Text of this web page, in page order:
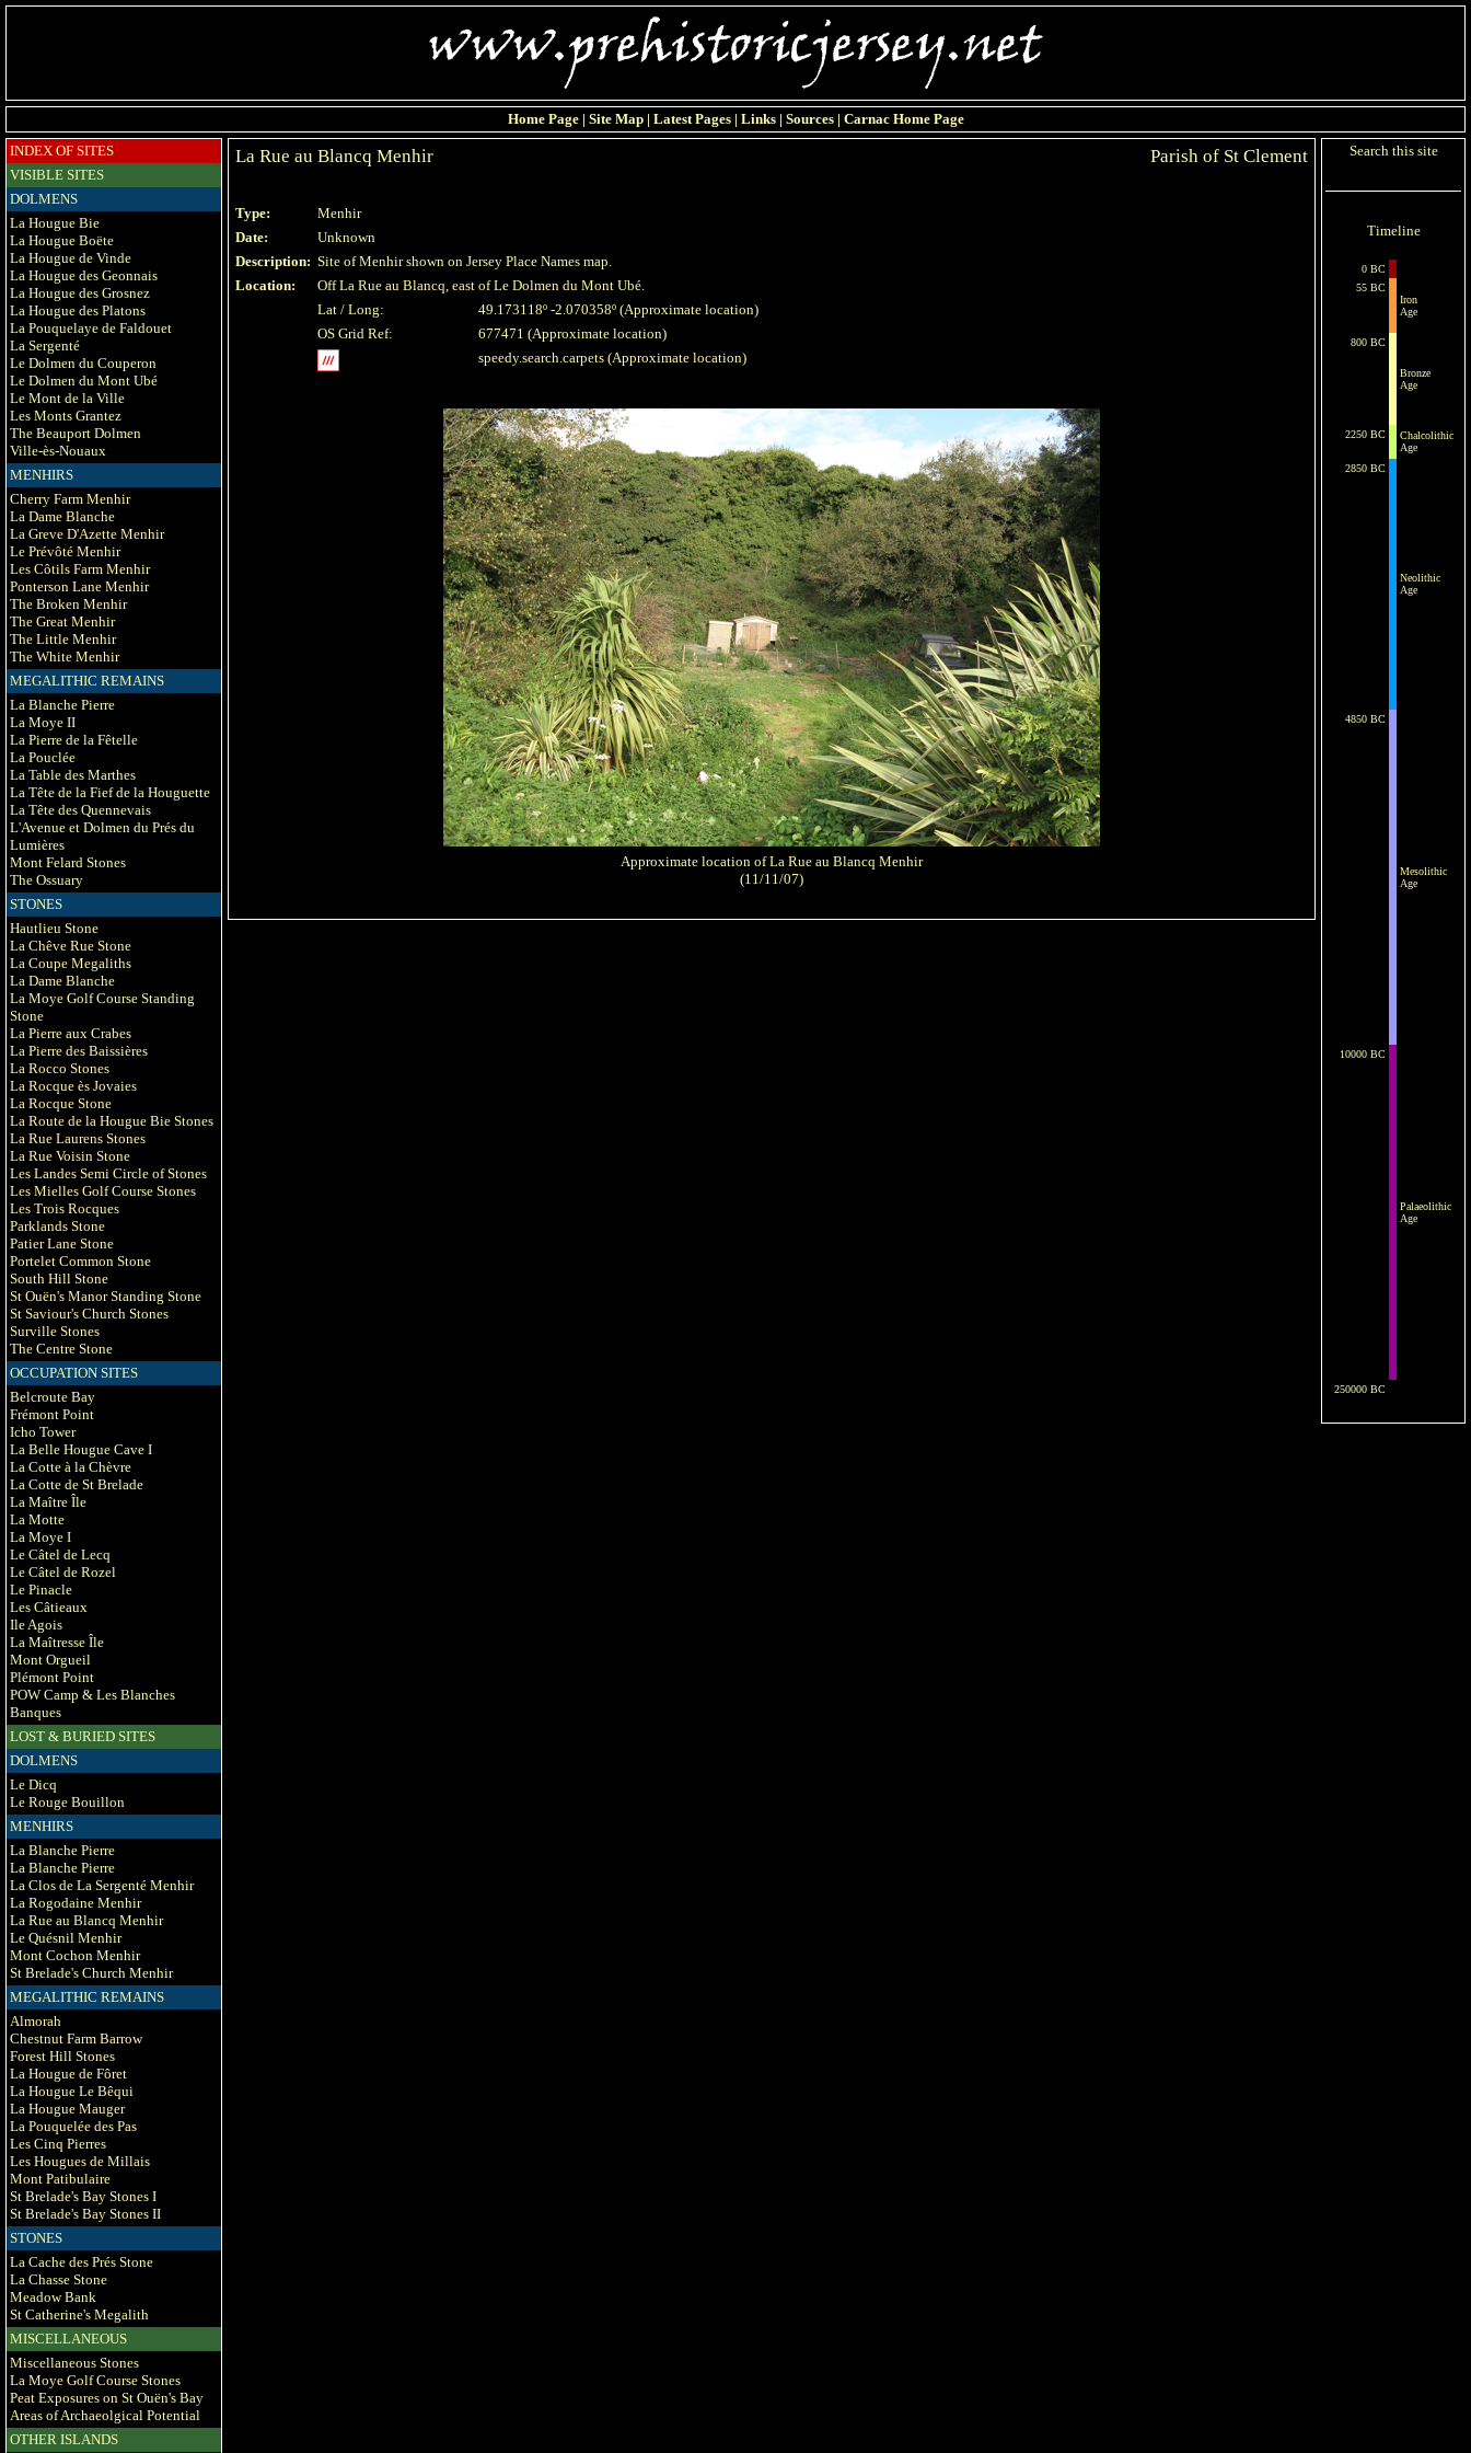
Home Page| Site Map| Latest Pages| Links| Sources| Carnac Home Page
INDEX OF SITES
VISIBLE SITES
DOLMENS
La Hougue Bie
La Hougue Boëte
La Hougue de Vinde
La Hougue des Geonnais
La Hougue des Grosnez
La Hougue des Platons
La Pouquelaye de Faldouet
La Sergenté
Le Dolmen du Couperon
Le Dolmen du Mont Ubé
Le Mont de la Ville
Les Monts Grantez
The Beauport Dolmen
Ville-ès-Nouaux
MENHIRS
Cherry Farm Menhir
La Dame Blanche
La Greve D'Azette Menhir
Le Prévôté Menhir
Les Côtils Farm Menhir
Ponterson Lane Menhir
The Broken Menhir
The Great Menhir
The Little Menhir
The White Menhir
MEGALITHIC REMAINS
La Blanche Pierre
La Moye II
La Pierre de la Fêtelle
La Pouclée
La Table des Marthes
La Tête de la Fief de la Houguette
La Tête des Quennevais
L'Avenue et Dolmen du Prés du
Lumières
Mont Felard Stones
The Ossuary
STONES
Hautlieu Stone
La Chêve Rue Stone
La Coupe Megaliths
La Dame Blanche
La Moye Golf Course Standing
Stone
La Pierre aux Crabes
La Pierre des Baissières
La Rocco Stones
La Rocque ès Jovaies
La Rocque Stone
La Route de la Hougue Bie Stones
La Rue Laurens Stones
La Rue Voisin Stone
Les Landes Semi Circle of Stones
Les Mielles Golf Course Stones
Les Trois Rocques
Parklands Stone
Patier Lane Stone
Portelet Common Stone
South Hill Stone
St Ouën's Manor Standing Stone
St Saviour's Church Stones
Surville Stones
The Centre Stone
OCCUPATION SITES
Belcroute Bay
Frémont Point
Icho Tower
La Belle Hougue Cave I
La Cotte à la Chèvre
La Cotte de St Brelade
La Maître Île
La Motte
La Moye I
Le Câtel de Lecq
Le Câtel de Rozel
Le Pinacle
Les Câtieaux
Ile Agois
La Maîtresse Île
Mont Orgueil
Plémont Point
POW Camp & Les Blanches
Banques
LOST & BURIED SITES
DOLMENS
Le Dicq
Le Rouge Bouillon
MENHIRS
La Blanche Pierre
La Blanche Pierre
La Clos de La Sergenté Menhir
La Rogodaine Menhir
La Rue au Blancq Menhir
Le Quésnil Menhir
Mont Cochon Menhir
St Brelade's Church Menhir
MEGALITHIC REMAINS
Almorah
Chestnut Farm Barrow
Forest Hill Stones
La Hougue de Fôret
La Hougue Le Bêqui
La Hougue Mauger
La Pouquelée des Pas
Les Cinq Pierres
Les Hougues de Millais
Mont Patibulaire
St Brelade's Bay Stones I
St Brelade's Bay Stones II
STONES
La Cache des Prés Stone
La Chasse Stone
Meadow Bank
St Catherine's Megalith
MISCELLANEOUS
Miscellaneous Stones
La Moye Golf Course Stones
Peat Exposures on St Ouën's Bay
Areas of Archaeolgical Potential
OTHER ISLANDS
La Rue au Blancq Menhir Parish of St Clement
Type:
Menhir
Date:
Unknown
Description: Site of Menhir shown on Jersey Place Names map.
Location:
Off La Rue au Blancq, east of Le Dolmen du Mont Ubé.
Lat / Long:
49.173118º -2.070358º (Approximate location)
OS Grid Ref:
677471 (Approximate location)
speedy.search.carpets (Approximate location)
Approximate location of La Rue au Blancq Menhir
(11/11/07)
Search this site
Timeline
0 BC
55 BC
Iron
Age
800 BC
Bronze
Age
2250 BC
Chalcolithic
Age
2850 BC
Neolithic
Age
4850 BC
Mesolithic
Age
10000 BC
Palaeolithic
Age
250000 BC